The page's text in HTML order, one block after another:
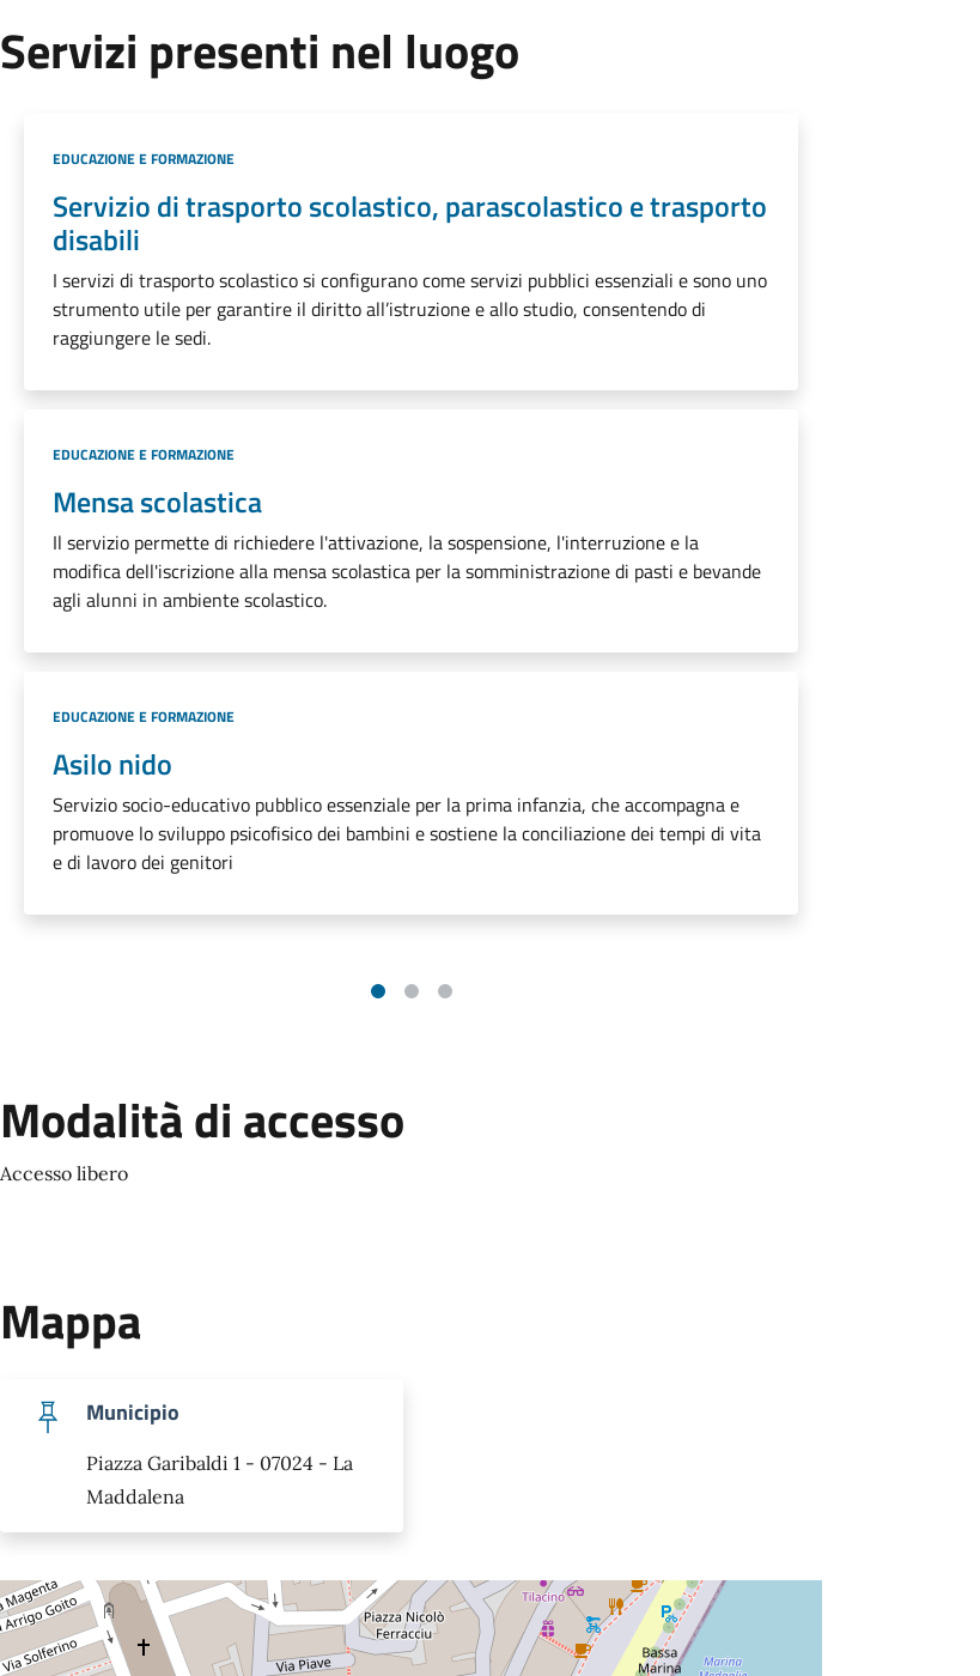
Servizi presenti nel luogo
Categoria:
EDUCAZIONE E FORMAZIONE
Servizio di trasporto scolastico, parascolastico e trasporto
disabili
I servizi di trasporto scolastico si configurano come servizi pubblici essenziali e sono uno
strumento utile per garantire il diritto all’istruzione e allo studio, consentendo di
raggiungere le sedi.
Categoria:
EDUCAZIONE E FORMAZIONE
Mensa scolastica
Il servizio permette di richiedere l'attivazione, la sospensione, l'interruzione e la
modifica dell'iscrizione alla mensa scolastica per la somministrazione di pasti e bevande
agli alunni in ambiente scolastico.
Categoria:
EDUCAZIONE E FORMAZIONE
Asilo nido
Servizio socio-educativo pubblico essenziale per la prima infanzia, che accompagna e
promuove lo sviluppo psicofisico dei bambini e sostiene la conciliazione dei tempi di vita
e di lavoro dei genitori
Modalità di accesso
Accesso libero
Mappa
Municipio
Piazza Garibaldi 1 - 07024 - La
Maddalena